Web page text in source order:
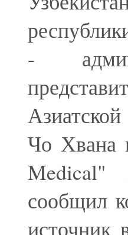
-
Чо Хвана
сообщил
источник